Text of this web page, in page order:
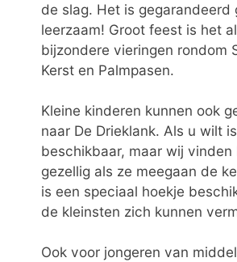
de slag. Het is gegarandeerd
leerzaam! Groot feest is het
bijzondere vieringen rondom
Kerst en Palmpasen.
Kleine kinderen kunnen ook
naar De Drieklank. Als u wilt
beschikbaar, maar wij vinden
gezellig als ze meegaan de
is een speciaal hoekje
de kleinsten zich kunnen
Ook voor jongeren van